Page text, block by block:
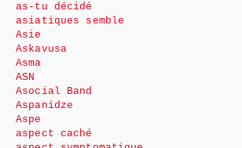
as-tu décidé
asiatiques semble
Asie
Askavusa
Asma
ASN
Asocial Band
Aspanidze
Aspe
aspect caché